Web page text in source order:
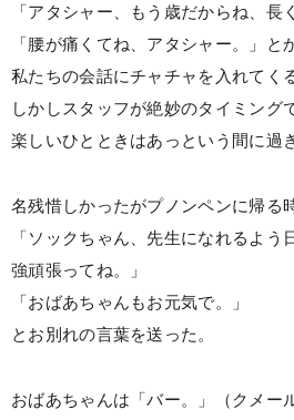
「アタシャー、もう歳だからね、長
「腰が痛くてね、アタシャー。」と
私たちの会話にチャチャを入れてくる
しかしスタッフが絶妙のタイミング
楽しいひとときはあっという間に過
名残惜しかったがプノンペンに帰る
「ソックちゃん、先生になれるよう
強頑張ってね。」
「おばあちゃんもお元気で。」
とお別れの言葉を送った。
おばあちゃんは「バー。」（クメー